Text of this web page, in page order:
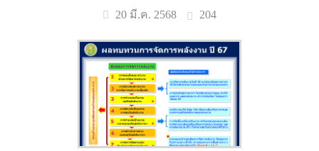
20 มี.ค. 2568 204